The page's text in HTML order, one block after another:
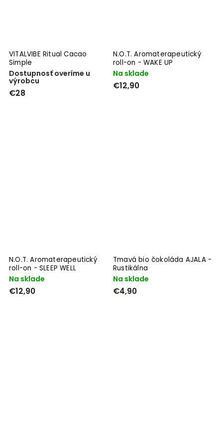
VITALVIBE Ritual Cacao
Simple
Dostupnosť overíme u
výrobcu
€28
N.O.T. Aromaterapeutický
roll-on - WAKE UP
Na sklade
€12,90
N.O.T. Aromaterapeutický
roll-on - SLEEP WELL
Na sklade
€12,90
Tmavá bio čokoláda AJALA -
Rustikálna
Na sklade
€4,90